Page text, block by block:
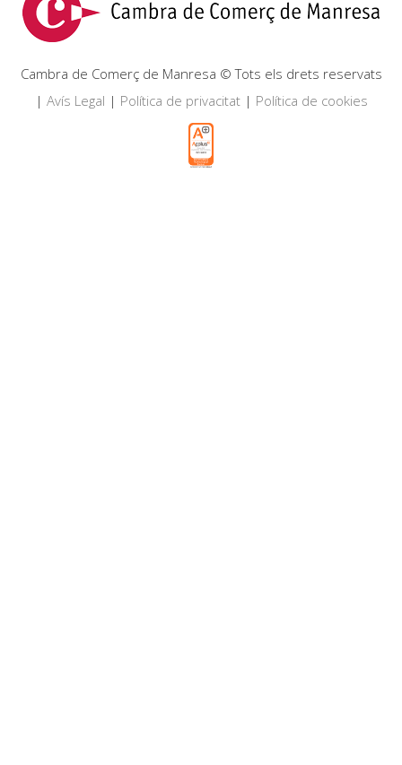
Cambra de Comerç de Manresa © Tots els drets reservats
| Avís Legal | Política de privacitat| Política de cookies